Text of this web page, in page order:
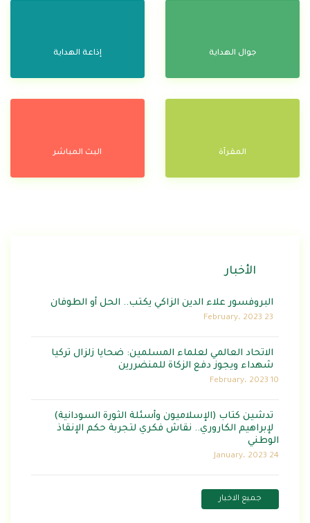
جوال الهداية إذاعة الهداية
المقرآة البث المباشر
الأخبار
البروفسور علاء الدين الزاكي يكتب.. الحل أو الطوفان
23 February، 2023
الاتحاد العالمي لعلماء المسلمين: ضحايا زلزال تركيا
شهداء ويجوز دفع الزكاة للمنضررين
10 February، 2023
تدشين كتاب (الإسلاميون وأسئلة الثورة السودانية)
لإبراهيم الكاروري.. نقاش فكري لتجربة حكم الإنقاذ
الوطني
24 January، 2023
جميع الاخبار